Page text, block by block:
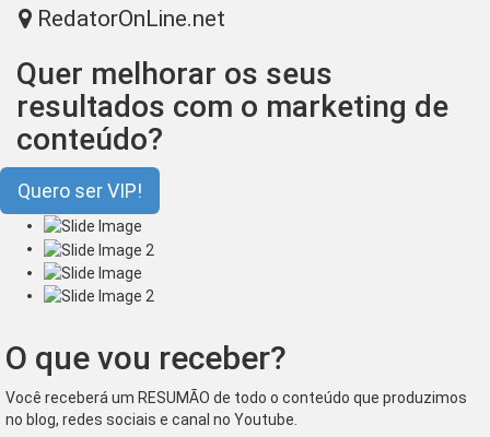
RedatorOnLine.net
Quer melhorar os seus
resultados com o marketing de
conteúdo?
Quero ser VIP!
O que vou receber?
Você receberá um RESUMÃO de todo o conteúdo que produzimos
no blog, redes sociais e canal no Youtube.